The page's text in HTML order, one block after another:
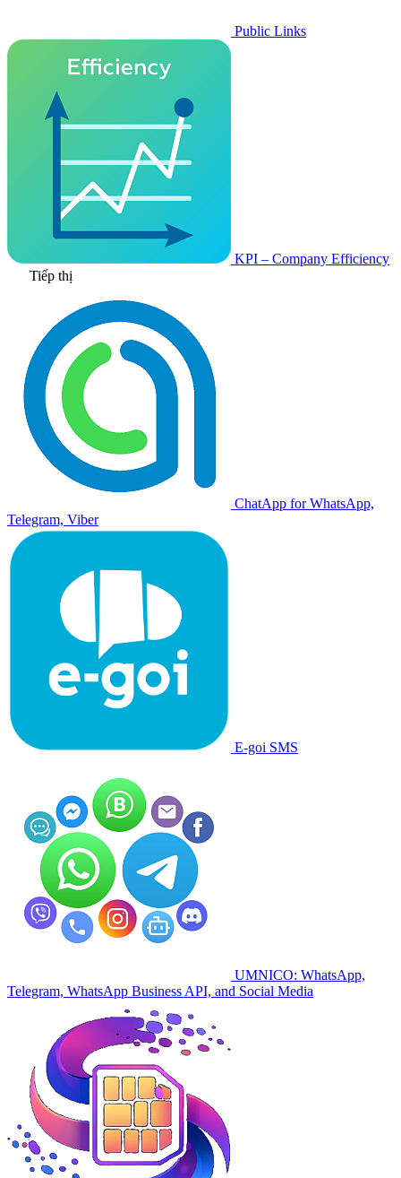
Public Links
KPI – Company Efficiency
Tiếp thị
ChatApp for WhatsApp,
Telegram, Viber
E-goi SMS
UMNICO: WhatsApp,
Telegram, WhatsApp Business API, and Social Media